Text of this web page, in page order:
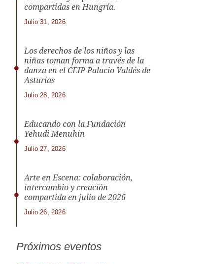
compartidas en Hungría.
Julio 31, 2026
Los derechos de los niños y las
niñas toman forma a través de la
danza en el CEIP Palacio Valdés de
Asturias
Julio 28, 2026
Educando con la Fundación
Yehudi Menuhin
Julio 27, 2026
Arte en Escena: colaboración,
intercambio y creación
compartida en julio de 2026
Julio 26, 2026
Próximos eventos